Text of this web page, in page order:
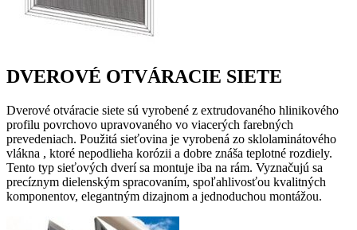
DVEROVÉ OTVÁRACIE SIETE
Dverové otváracie siete sú vyrobené z extrudovaného hlinikového
profilu povrchovo upravovaného vo viacerých farebných
prevedeniach. Použitá sieťovina je vyrobená zo sklolaminátového
vlákna , ktoré nepodlieha korózii a dobre znáša teplotné rozdiely.
Tento typ sieťových dverí sa montuje iba na rám. Vyznačujú sa
precíznym dielenským spracovaním, spoľahlivosťou kvalitných
komponentov, elegantným dizajnom a jednoduchou montážou.